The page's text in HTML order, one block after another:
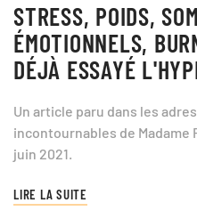
STRESS, POIDS,
ÉMOTIONNELS,
DÉJÀ ESSAYÉ
Un article paru dans les
incontournables de Madame
juin 2021.
LIRE LA SUITE